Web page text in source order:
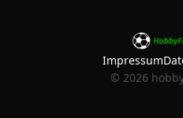
Impressum
© 2026